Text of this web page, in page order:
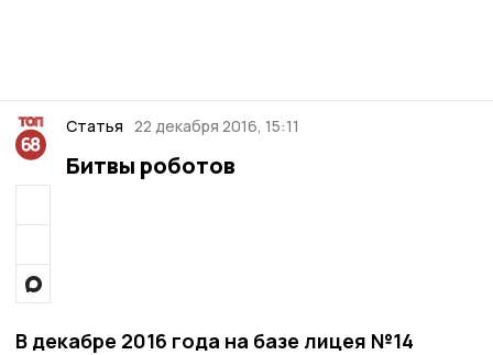
Статья 22 декабря 2016, 15:11
Битвы роботов
В декабре 2016 года на базе лицея №14